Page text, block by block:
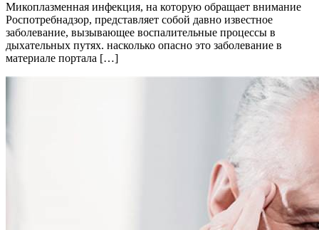
Микоплазменная инфекция, на которую обращает внимание
Роспотребнадзор, представляет собой давно известное
заболевание, вызывающее воспалительные процессы в
дыхательных путях. насколько опасно это заболевание в
материале портала […]